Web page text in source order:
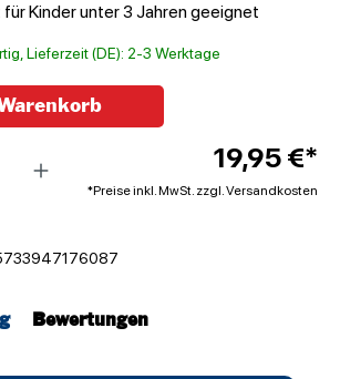
für Kinder unter 3 Jahren geeignet
Lieferzeit (DE): 2-3 Werktage
19,95 €*
*Preise inkl. MwSt. zzgl. Versandkosten
Bewertungen